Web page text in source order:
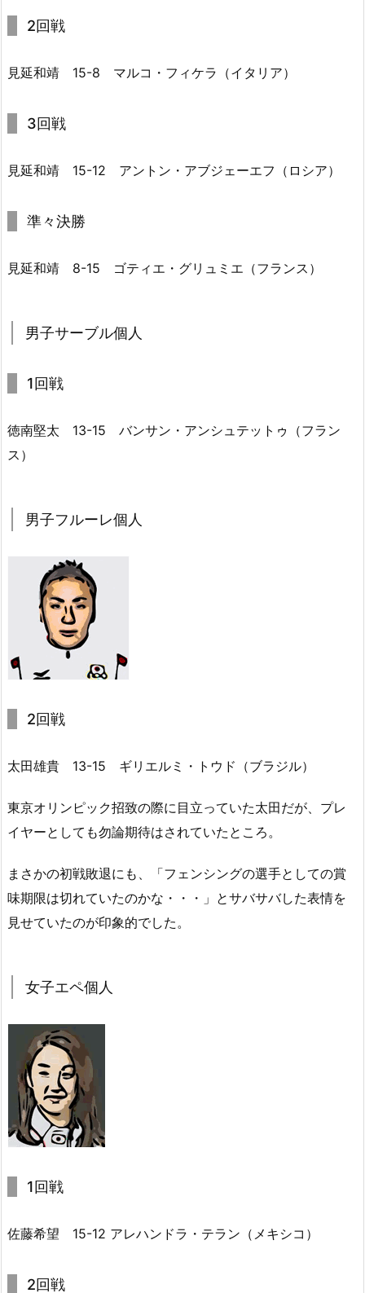
2回戦
見延和靖 15-8 マルコ・フィケラ（イタリア）
3回戦
見延和靖 15-12 アントン・アブジェーエフ（ロシア）
準々決勝
見延和靖 8-15 ゴティエ・グリュミエ（フランス）
男子サーブル個人
1回戦
徳南堅太 13-15 バンサン・アンシュテットゥ（フラン
ス）
男子フルーレ個人
2回戦
太田雄貴 13-15 ギリエルミ・トウド（ブラジル）
東京オリンピック招致の際に目立っていた太田だが、プレ
イヤーとしても勿論期待はされていたところ。
まさかの初戦敗退にも、「フェンシングの選手としての賞
味期限は切れていたのかな・・・」とサバサバした表情を
見せていたのが印象的でした。
女子エペ個人
1回戦
佐藤希望 15-12 アレハンドラ・テラン（メキシコ）
2回戦